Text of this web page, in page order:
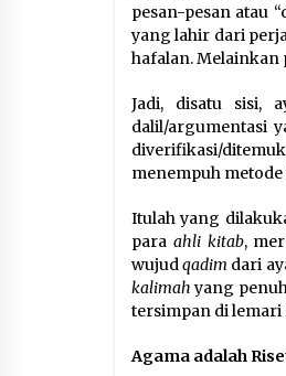
pesan-pesan atau
yang lahir dari
hafalan. Melainkan
Jadi, disatu sisi,
dalil/argumentasi
diverifikasi/
menempuh
Itulah yang
para ahli kitab,
wujudqadim dari
kalimahyang
tersimpan di lemari
Agama adalah